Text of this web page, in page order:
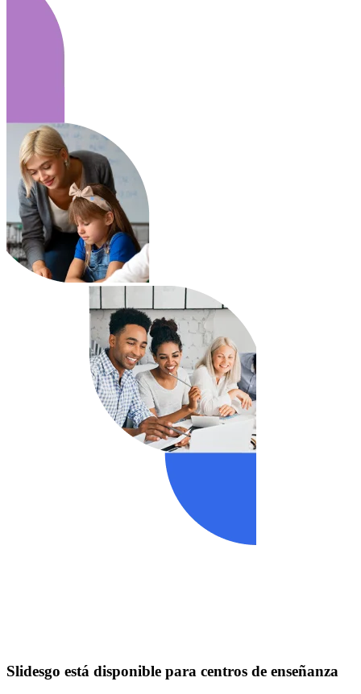
Slidesgo está disponible para centros de enseñanza